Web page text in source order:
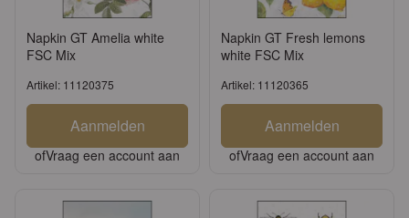
Napkin GT Amelia white
FSC Mix
Artikel: 11120375
Aanmelden
ofVraag een account aan
Napkin GT Fresh lemons
white FSC Mix
Artikel: 11120365
Aanmelden
ofVraag een account aan